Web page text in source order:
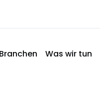
Branchen Was wir tun